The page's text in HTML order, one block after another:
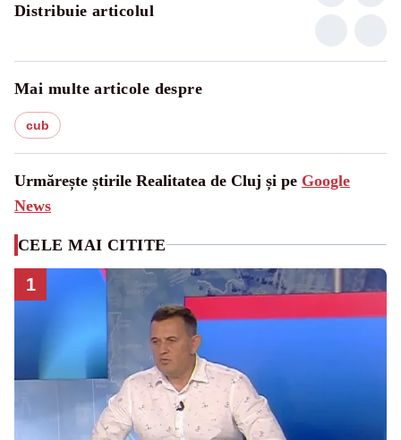
Distribuie articolul
Mai multe articole despre
cub
Urmărește știrile Realitatea de Cluj și pe Google
News
CELE MAI CITITE
1